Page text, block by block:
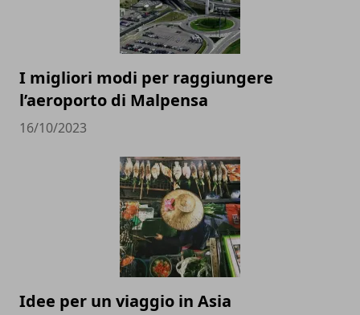
I migliori modi per raggiungere
l’aeroporto di Malpensa
16/10/2023
Idee per un viaggio in Asia